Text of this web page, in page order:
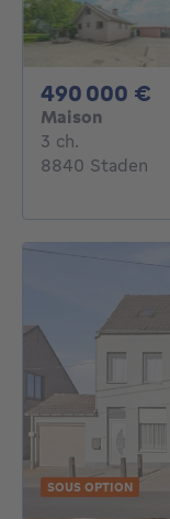
490 000 €
Maison
3 ch.
8840 Staden
SOUS OPTION